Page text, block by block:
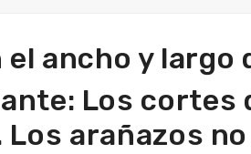
el ancho y
Los cortes
Los arañazos